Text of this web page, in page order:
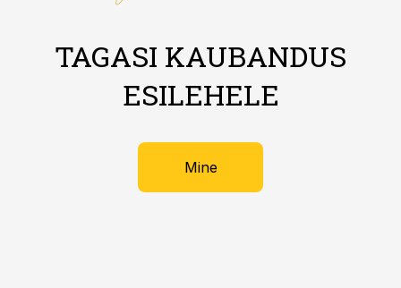
TAGASI KAUBANDUS
ESILEHELE
Mine